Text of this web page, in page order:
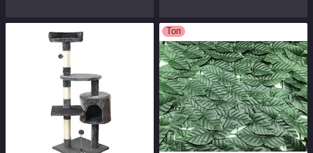
Топ